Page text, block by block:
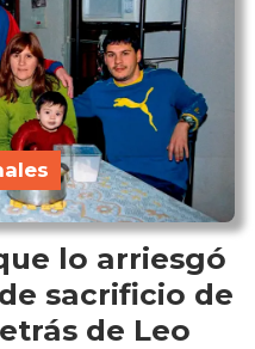
lo arriesgó
sacrificio de
de Leo